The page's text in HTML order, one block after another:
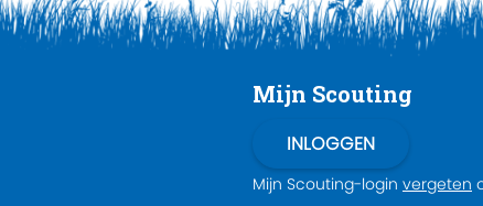
Mijn Scouting
Mijn Scouting-login vergeten